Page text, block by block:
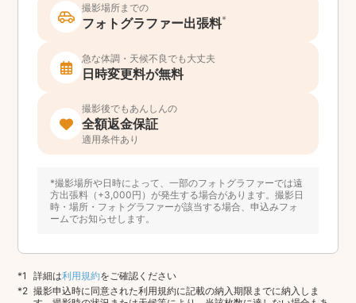
撮影場所までの
フォトグラファー出張料*
急な体調・天候不良でも大丈夫
日時変更料が無料
撮影後でもあんしんの
全額返金保証
適用条件あり
*撮影場所や日時によって、一部のフォトグラファーでは遠
方出張料（+3,000円）が発生する場合があります。撮影日
時・場所・フォトグラファーが該当する場合、申込みフォ
ームでお知らせします。
詳細は利用規約をご確認ください
撮影申込時に同意された利用規約に記載の納入期限までに納入しま